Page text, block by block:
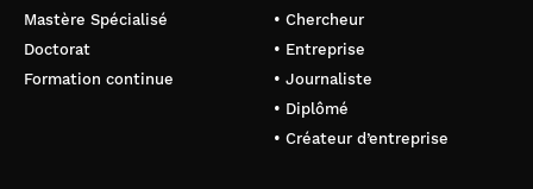
Mastère Spécialisé
Doctorat
Formation continue
• Chercheur
• Entreprise
• Journaliste
• Diplômé
• Créateur d’entreprise